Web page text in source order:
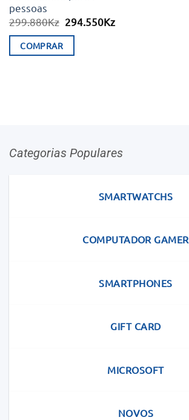
pessoas
299.880Kz O
era:
294.550KzO
COMPRAR
Categorias Populares
SMARTWATCHS
COMPUTADOR GAMER
SMARTPHONES
GIFT CARD
MICROSOFT
NOVOS